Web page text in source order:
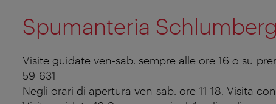
Spumanteria
Visite guidate ven-sab. sempre alle ore 16 o su
59-631
Negli orari di apertura ven-sab. ore 11-18. Visita